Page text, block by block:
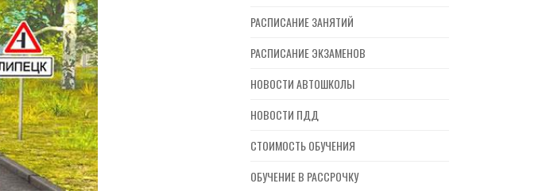
РАСПИСАНИЕ ЗАНЯТИЙ
РАСПИСАНИЕ ЭКЗАМЕНОВ
НОВОСТИ АВТОШКОЛЫ
НОВОСТИ ПДД
СТОИМОСТЬ ОБУЧЕНИЯ
ОБУЧЕНИЕ В РАССРОЧКУ